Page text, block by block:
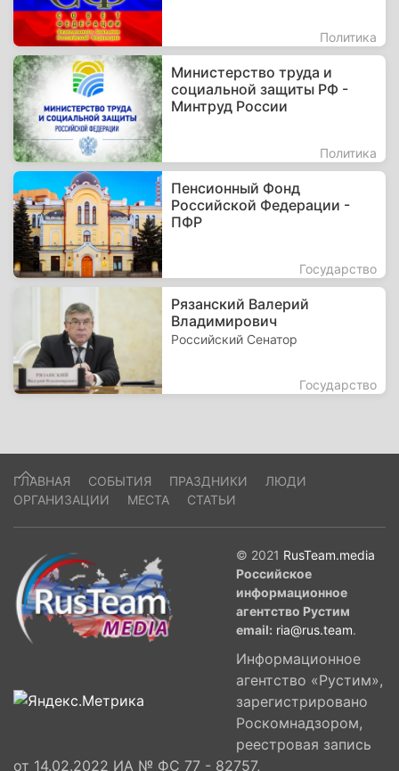
Политика
Министерство труда и
социальной защиты РФ -
Минтруд России
Политика
Пенсионный Фонд
Российской Федерации -
ПФР
Государство
Рязанский Валерий
Владимирович
Российский Сенатор
Государство
ГЛАВНАЯ СОБЫТИЯ ПРАЗДНИКИ
ЛЮДИ
ОРГАНИЗАЦИИ
МЕСТА СТАТЬИ
© 2021 RusTeam.media
Российское
информационное
агентство Рустим
email: ria@rus.team.
Информационное
агентство «Рустим»,
зарегистрировано
Роскомнадзором,
реестровая запись
от 14.02.2022 ИА № ФС 77 - 82757,